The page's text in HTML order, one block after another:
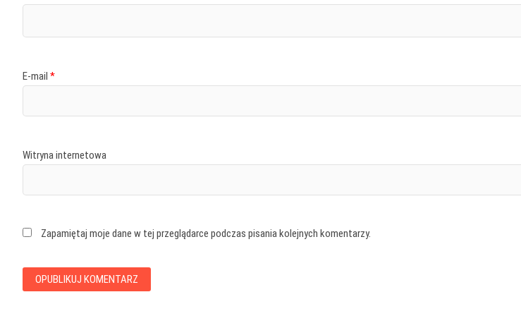
E-mail *
Witryna internetowa
Zapamiętaj moje dane w tej przeglądarce podczas pisania kolejnych komentarzy.